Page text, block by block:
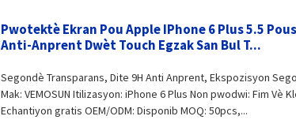
Pwotektè Ekran Pou Apple IPhone 6 Plus 5.5
Anti-Anprent Dwèt Touch Egzak San Bul T...
Segondè Transparans, Dite 9H Anti Anprent, Ekspozisyon
Mak: VEMOSUN Itilizasyon: iPhone 6 Plus Non pwodwi: Fim Vè
Echantiyon gratis OEM/ODM: Disponib MOQ: 50pcs,...